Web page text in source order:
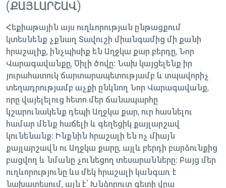
(ՔԱՅԼԱՐՇԱՎ)
Հեքիաթային այս ուղևորության ընթացքում
կտեսնենք չքնաղ Տավուշի միանգամից մի քանի
հրաշալիք, ինչպիսիք են Աղջկա քար բերդը, Նոր
Վարագավանքը, Ծիլի ծովը: Նախ կայցելենք իր
յուրահատուկ ճարտարապետությամբ և տպավորիչ
տեղադրությամբ աչքի ընկնող Նոր Վարագավանք,
որը վայելելուց հետո մեր ճանապարհը
կշարունակենք դեպի Աղջկա քար, ուր հասնելու
համար մենք հաճելի և գեղեցիկ քայլարշավ
կունենանք։ Ինքնին հրաշալի են ոչ միայն
քայլարշավն ու Աղջկա քարը, այլև բերդի բարձունքից
բացվող և նմանը չունեցող տեսարանները։ Բայց մեր
ուղևորությունը ևս մեկ հրաշալի կանգառ է
նախատեսում, այն է՝ Խնձորուտ գետի վրա